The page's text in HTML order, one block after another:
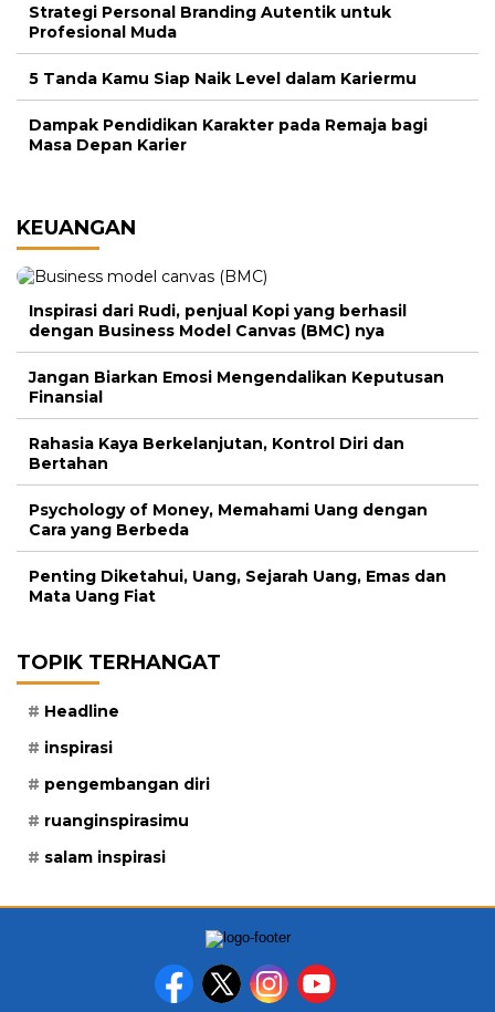
Strategi Personal Branding Autentik untuk
Profesional Muda
5 Tanda Kamu Siap Naik Level dalam Kariermu
Dampak Pendidikan Karakter pada Remaja bagi
Masa Depan Karier
KEUANGAN
Inspirasi dari Rudi, penjual Kopi yang berhasil
dengan Business Model Canvas (BMC) nya
Jangan Biarkan Emosi Mengendalikan Keputusan
Finansial
Rahasia Kaya Berkelanjutan, Kontrol Diri dan
Bertahan
Psychology of Money, Memahami Uang dengan
Cara yang Berbeda
Penting Diketahui, Uang, Sejarah Uang, Emas dan
Mata Uang Fiat
TOPIK TERHANGAT
Headline
inspirasi
pengembangan diri
ruanginspirasimu
salam inspirasi